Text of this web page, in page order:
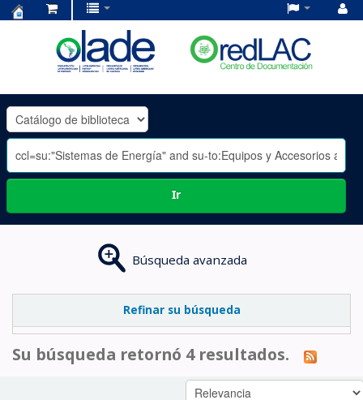
OLADE
-
Ir
Búsqueda avanzada
Refinar su búsqueda
Su búsqueda retornó 4 resultados.